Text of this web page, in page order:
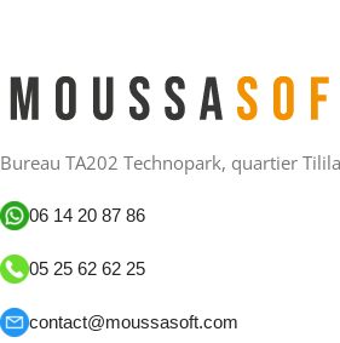
Bureau TA202 Technopark, quartier
06 14 20 87 86
05 25 62 62 25
contact@moussasoft.com